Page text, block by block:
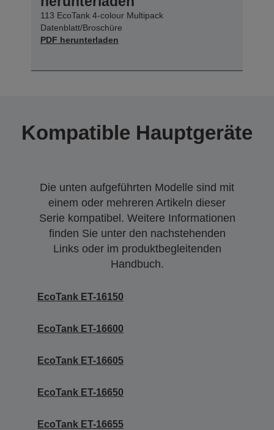
113 EcoTank 4-colour Multipack
Datenblatt/Broschüre
PDF herunterladen
Kompatible Hauptgeräte
Die unten aufgeführten Modelle sind mit
einem oder mehreren Artikeln dieser
Serie kompatibel. Weitere Informationen
finden Sie unter den nachstehenden
Links oder im produktbegleitenden
Handbuch.
EcoTank ET-16150
EcoTank ET-16600
EcoTank ET-16605
EcoTank ET-16650
EcoTank ET-16655